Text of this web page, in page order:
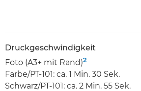
Druckgeschwindigkeit
Foto (A3+ mit Rand)2
Farbe/PT-101: ca. 1 Min. 30 Sek.
Schwarz/PT-101: ca. 2 Min. 55 Sek.